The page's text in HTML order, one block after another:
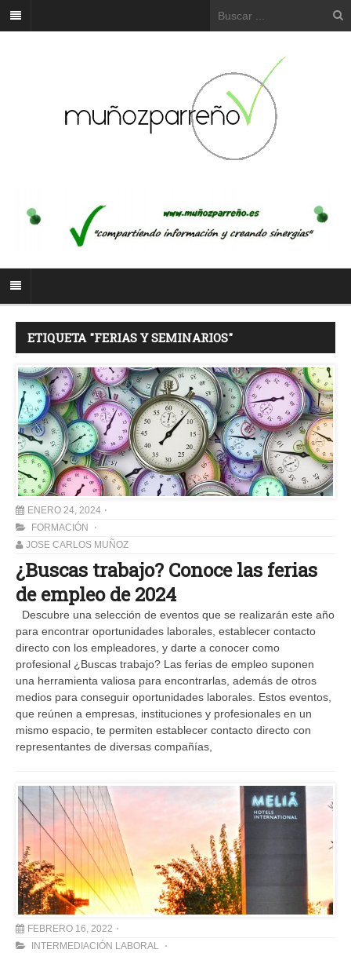
ETIQUETA "FERIAS Y SEMINARIOS"
ENERO 24, 2024
FORMACIÓN
JOSE CARLOS MUÑOZ
¿Buscas trabajo? Conoce las ferias
de empleo de 2024
Descubre una selección de eventos que se realizarán este año
para encontrar oportunidades laborales, establecer contacto
directo con los empleadores, y darte a conocer como
profesional ¿Buscas trabajo? Las ferias de empleo suponen
una herramienta valiosa para encontrarlas, además de otros
medios para conseguir oportunidades laborales. Estos eventos,
que reúnen a empresas, instituciones y profesionales en un
mismo espacio, te permiten establecer contacto directo con
representantes de diversas compañías,
FEBRERO 16, 2022
INTERMEDIACIÓN LABORAL